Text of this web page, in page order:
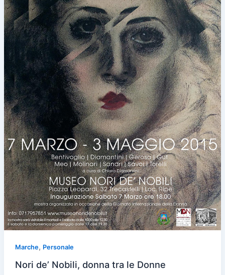
Marche, Personale
Nori de’ Nobili, donna tra le Donne